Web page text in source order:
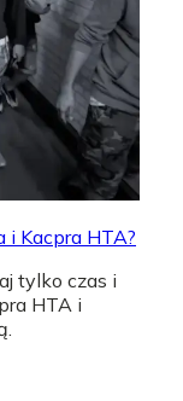
i Kacpra HTA?
tylko czas i
HTA i